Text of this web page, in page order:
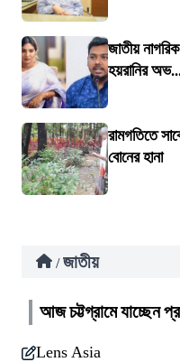
জাতীয়
হয়রানির
রামগতিতে
বোনের হানা
/ জাতীয়
আজ চট্টগ্রামে যাচ্ছেন
Lens Asia